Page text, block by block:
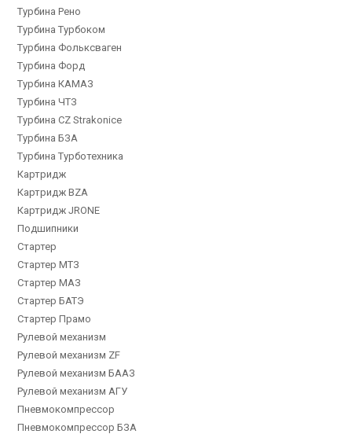
Турбина Рено
Турбина Турбоком
Турбина Фольксваген
Турбина Форд
Турбина КАМАЗ
Турбина ЧТЗ
Турбина CZ Strakonice
Турбина БЗА
Турбина Турботехника
Картридж
Картридж BZA
Картридж JRONE
Подшипники
Стартер
Стартер МТЗ
Стартер МАЗ
Стартер БАТЭ
Стартер Прамо
Рулевой механизм
Рулевой механизм ZF
Рулевой механизм БААЗ
Рулевой механизм АГУ
Пневмокомпрессор
Пневмокомпрессор БЗА